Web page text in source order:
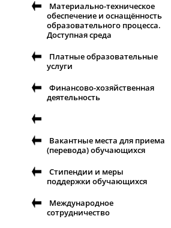
Материально-техническое
обеспечение и оснащённость
образовательного процесса.
Доступная среда
Платные образовательные
услуги
Финансово-хозяйственная
деятельность
Вакантные места для приема
(перевода) обучающихся
Стипендии и меры
поддержки обучающихся
Международное
сотрудничество